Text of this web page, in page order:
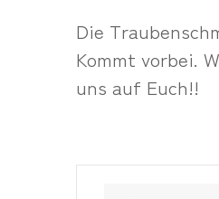
Die
Kommt vorbei.
uns auf Euch!!